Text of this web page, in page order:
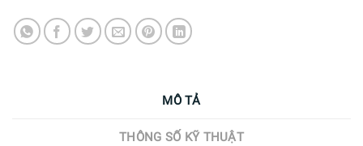
MÔ TẢ
THÔNG SỐ KỸ THUẬT